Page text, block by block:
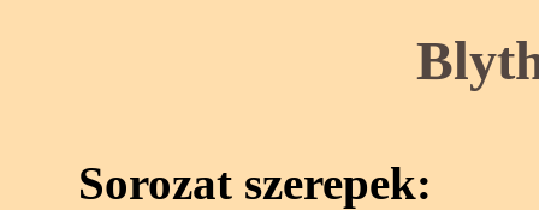
Sorozat szerepek: